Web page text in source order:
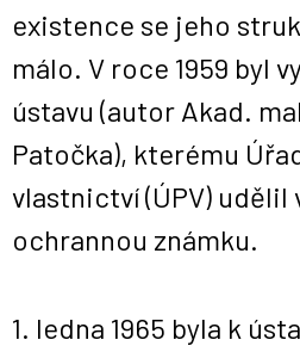
existence se jeho
málo. V roce 1959 byl
ústavu (autor Akad.
Patočka), kterému
vlastnictví (ÚPV) udělil
ochrannou známku.
1. ledna 1965 byla k